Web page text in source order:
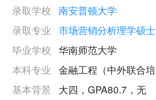
录取学校 南安普顿大学
录取专业 市场营销分析理学硕士
毕业学校 华南师范大学
本科专业 金融工程（中外联合培
基本背景
大四，GPA80.7，无